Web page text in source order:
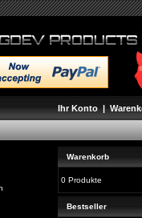
Ihr Konto |
Warenkorb
0 Produkte
Bestseller